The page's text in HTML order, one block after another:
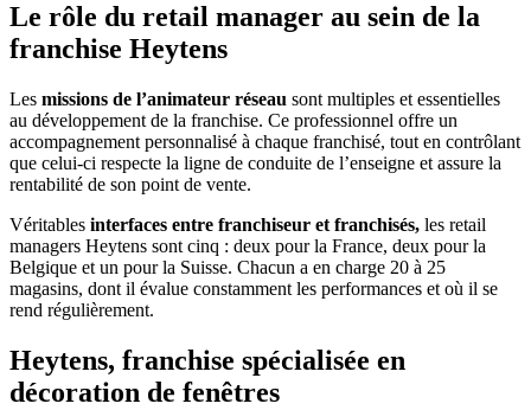
Le rôle du retail manager au sein de la
franchise Heytens
Les missions de l’animateur réseau sont multiples et essentielles
au développement de la franchise. Ce professionnel offre un
accompagnement personnalisé à chaque franchisé, tout en contrôlant
que celui-ci respecte la ligne de conduite de l’enseigne et assure la
rentabilité de son point de vente.
Véritables interfaces entre franchiseur et franchisés, les retail
managers Heytens sont cinq : deux pour la France, deux pour la
Belgique et un pour la Suisse. Chacun a en charge 20 à 25
magasins, dont il évalue constamment les performances et où il se
rend régulièrement.
Heytens, franchise spécialisée en
décoration de fenêtres